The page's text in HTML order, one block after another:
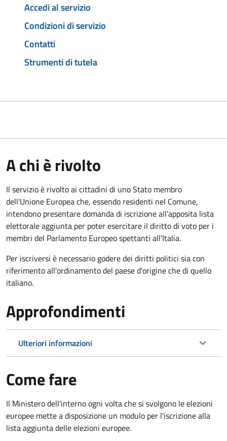
Accedi al servizio
Condizioni di servizio
Contatti
Strumenti di tutela
A chi è rivolto
Il servizio è rivolto ai cittadini di uno Stato membro
dell'Unione Europea che, essendo residenti nel Comune,
intendono presentare domanda di iscrizione all'apposita lista
elettorale aggiunta per poter esercitare il diritto di voto per i
membri del Parlamento Europeo spettanti all'Italia.
Per iscriversi è necessario godere dei diritti politici sia con
riferimento all'ordinamento del paese d'origine che di quello
italiano.
Approfondimenti
Ulteriori informazioni
Come fare
Il Ministero dell'interno ogni volta che si svolgono le elezioni
europee mette a disposizione un modulo per l'iscrizione alla
lista aggiunta delle elezioni europee.